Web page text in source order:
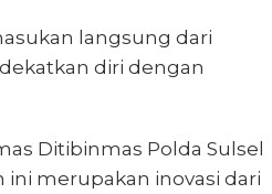
langsung dari
diri dengan
Ditibinmas Polda Sulsel
ini merupakan inovasi dari